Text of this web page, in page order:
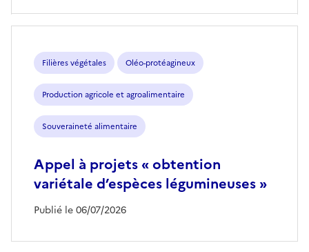
Filières végétales Oléo-protéagineux
Production agricole et agroalimentaire
Souveraineté alimentaire
Appel à projets « obtention
variétale d’espèces légumineuses »
Publié le 06/07/2026